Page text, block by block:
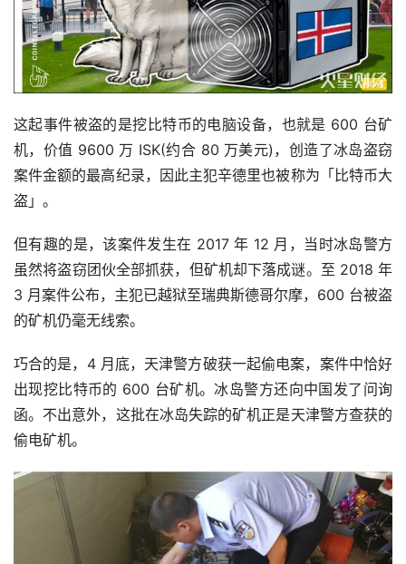
这起事件被盗的是挖比特币的电脑设备，也就是 600 台矿
机，价值 9600 万 ISK(约合 80 万美元)，创造了冰岛盗窃
案件金额的最高纪录，因此主犯辛德里也被称为「比特币大
盗」。
但有趣的是，该案件发生在 2017 年 12 月，当时冰岛警方
虽然将盗窃团伙全部抓获，但矿机却下落成谜。至 2018 年
3 月案件公布，主犯已越狱至瑞典斯德哥尔摩，600 台被盗
的矿机仍毫无线索。
巧合的是，4 月底，天津警方破获一起偷电案，案件中恰好
出现挖比特币的 600 台矿机。冰岛警方还向中国发了问询
函。不出意外，这批在冰岛失踪的矿机正是天津警方查获的
偷电矿机。